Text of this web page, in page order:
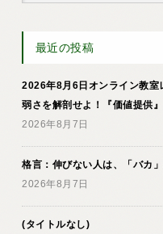
最近の投稿
2026年8月6日オンライン教室
弱さを解剖せよ！『価値提供
2026年8月7日
格言：伸びない人は、「バカ
2026年8月7日
(タイトルなし)